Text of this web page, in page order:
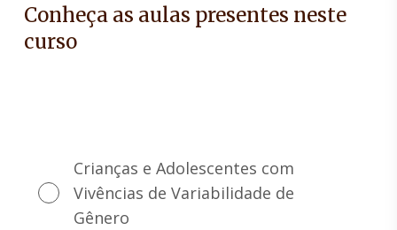
Conheça as aulas presentes neste
curso
Crianças e Adolescentes com
Vivências de Variabilidade de
Gênero